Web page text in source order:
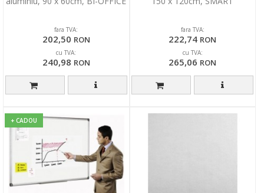
fara TVA:
202,50 RON
cu TVA:
240,98 RON
fara TVA:
222,74 RON
cu TVA:
265,06 RON
+ CADOU